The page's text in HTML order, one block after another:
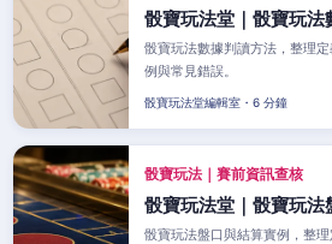
骰寶玩法堂｜骰寶玩法
骰寶玩法數據判讀方法，整理
例與常見錯誤。
骰寶玩法堂編輯室・6 分鐘
骰寶玩法｜賽前資訊查核
骰寶玩法堂｜骰寶玩法
骰寶玩法盤口與結算實例，整理